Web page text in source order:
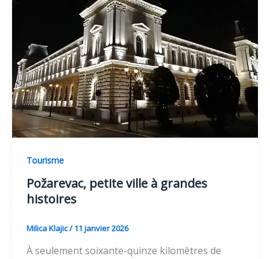
Tourisme
Požarevac, petite ville à grandes
histoires
Milica Klajic/11 janvier 2026
À seulement soixante-quinze kilomètres de